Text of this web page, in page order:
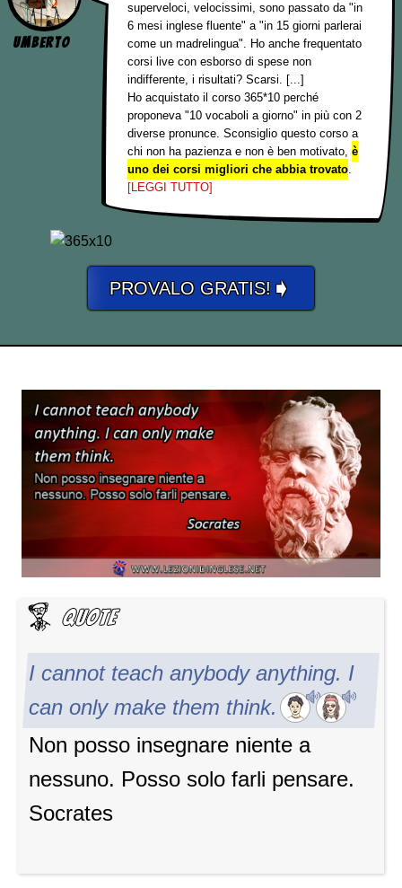
Umberto
superveloci, velocissimi, sono passato da "in
6 mesi inglese fluente" a "in 15 giorni parlerai
come un madrelingua". Ho anche frequentato
corsi live con esborso di spese non
indifferente, i risultati? Scarsi. [...]
Ho acquistato il corso 365*10 perché
proponeva "10 vocaboli a giorno" in più con 2
diverse pronunce. Sconsiglio questo corso a
chi non ha pazienza e non è ben motivato, è
uno dei corsi migliori che abbia trovato.
[LEGGI TUTTO]
PROVALO GRATIS! ➧
I cannot teach anybody anything. I
can only make them think.
Non posso insegnare niente a
nessuno. Posso solo farli pensare.
Socrates